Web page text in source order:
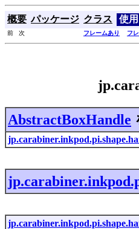
概要 パッケージ クラス 使用
前 次 フレームあり フ
AbstractBoxHandle